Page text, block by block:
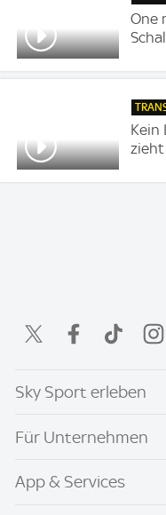
One
Kein
zieht
Sky Sport erleben
Für Unternehmen
App & Services